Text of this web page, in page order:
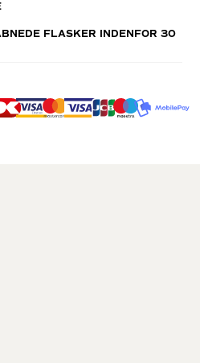
FLASKER INDENFOR 30